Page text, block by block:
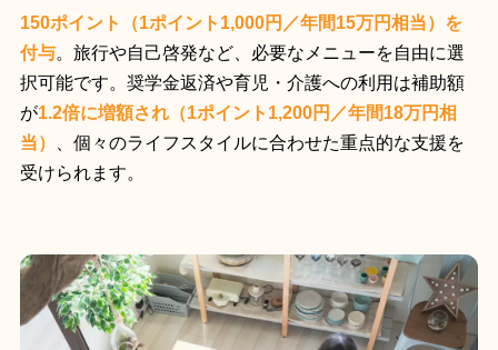
150ポイント（1ポイント1,000円／年間15万円相当）を
付与。旅行や自己啓発など、必要なメニューを自由に選
択可能です。奨学金返済や育児・介護への利用は補助額
が1.2倍に増額され（1ポイント1,200円／年間18万円相
当）
、個々のライフスタイルに合わせた重点的な支援を
受けられます。